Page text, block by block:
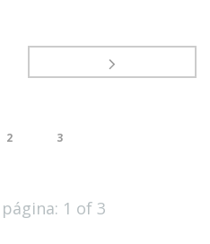
2 3
1 of 3